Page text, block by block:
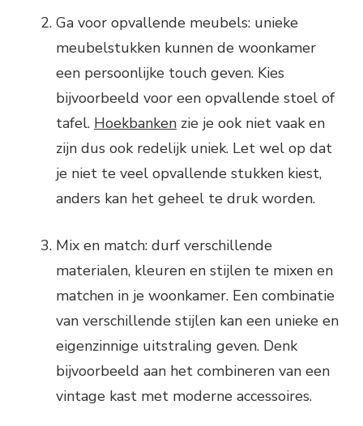
Ga voor opvallende meubels: unieke
meubelstukken kunnen de woonkamer
een persoonlijke touch geven. Kies
bijvoorbeeld voor een opvallende stoel of
tafel. Hoekbanken zie je ook niet vaak en
zijn dus ook redelijk uniek. Let wel op dat
je niet te veel opvallende stukken kiest,
anders kan het geheel te druk worden.
Mix en match: durf verschillende
materialen, kleuren en stijlen te mixen en
matchen in je woonkamer. Een combinatie
van verschillende stijlen kan een unieke en
eigenzinnige uitstraling geven. Denk
bijvoorbeeld aan het combineren van een
vintage kast met moderne accessoires.